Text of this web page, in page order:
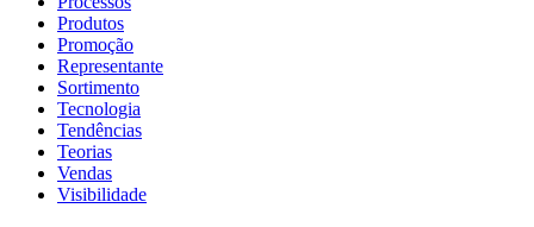
Produtos
Promoção
Representante
Sortimento
Tecnologia
Tendências
Teorias
Vendas
Visibilidade